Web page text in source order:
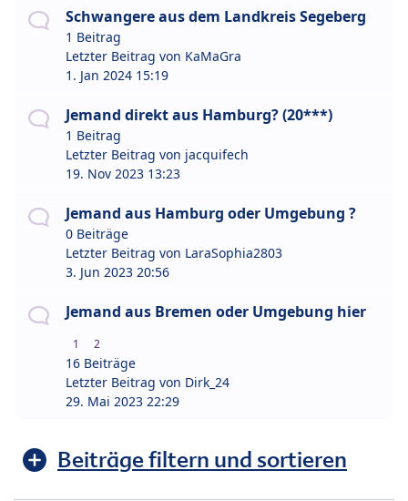
Schwangere aus dem Landkreis Segeberg
1 Beitrag
Letzter Beitrag von KaMaGra
1. Jan 2024 15:19
Jemand direkt aus Hamburg? (20***)
1 Beitrag
Letzter Beitrag von jacquifech
19. Nov 2023 13:23
Jemand aus Hamburg oder Umgebung ?
0 Beiträge
Letzter Beitrag von LaraSophia2803
3. Jun 2023 20:56
Jemand aus Bremen oder Umgebung hier
1 2
16 Beiträge
Letzter Beitrag von Dirk_24
29. Mai 2023 22:29
Beiträge filtern und sortieren